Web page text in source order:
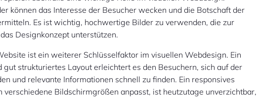
können das Interesse der Besucher wecken und die Botschaft der
Es ist wichtig, hochwertige Bilder zu verwenden, die zur
Designkonzept unterstützen.
ist ein weiterer Schlüsselfaktor im visuellen Webdesign. Ein
gut strukturiertes Layout erleichtert es den Besuchern, sich auf der
und relevante Informationen schnell zu finden. Ein responsives
verschiedene Bildschirmgrößen anpasst, ist heutzutage unverzichtbar,